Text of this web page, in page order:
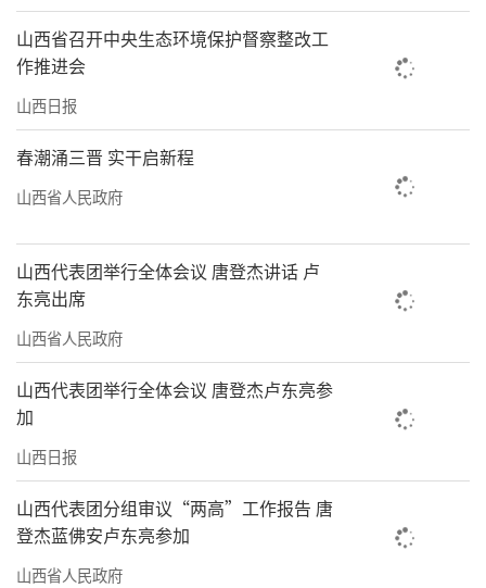
山西省召开中央生态环境保护督察整改工
作推进会
山西日报
春潮涌三晋 实干启新程
山西省人民政府
山西代表团举行全体会议 唐登杰讲话 卢
东亮出席
山西省人民政府
山西代表团举行全体会议 唐登杰卢东亮参
加
山西日报
山西代表团分组审议“两高”工作报告 唐
登杰蓝佛安卢东亮参加
山西省人民政府